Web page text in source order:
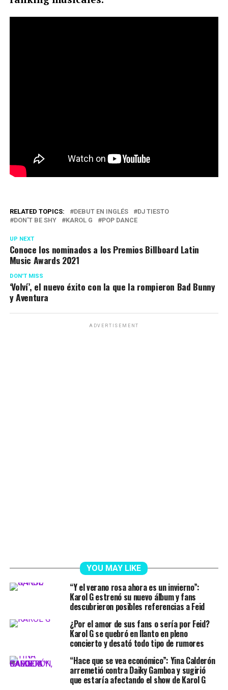
RELATED TOPICS: DEBUT EN INGLÉS
DJ TIESTO
DON'T BE SHY
KAROL G POP DANCE
UP NEXT
Conoce los nominados a los Premios Billboard Latin
Music Awards 2021
DON'T MISS
‘Volví’, el nuevo éxito con la que la rompieron Bad Bunny
y Aventura
ADVERTISEMENT
YOU MAY LIKE
“Y el verano rosa ahora es un invierno”:
Karol G estrenó su nuevo álbum y fans
descubrieron posibles referencias a Feid
¿Por el amor de sus fans o sería por Feid?
Karol G se quebró en llanto en pleno
concierto y desató todo tipo de rumores
“Hace que se vea económico”: Yina Calderón
arremetió contra Daiky Gamboa y sugirió
que estaría afectando el show de Karol G